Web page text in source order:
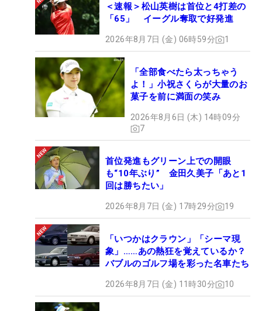
＜速報＞松山英樹は首位と4打差の
「65」 イーグル奪取で好発進
2026年8月7日 (金) 06時59分 1
「全部食べたら太っちゃう
よ！」小祝さくらが大量のお
菓子を前に満面の笑み
2026年8月6日 (木) 14時09分
7
首位発進もグリーン上での開眼
も“10年ぶり” 金田久美子「あと1
回は勝ちたい」
2026年8月7日 (金) 17時29分 19
「いつかはクラウン」「シーマ現
象」……あの熱狂を覚えているか？
バブルのゴルフ場を彩った名車たち
2026年8月7日 (金) 11時30分 10